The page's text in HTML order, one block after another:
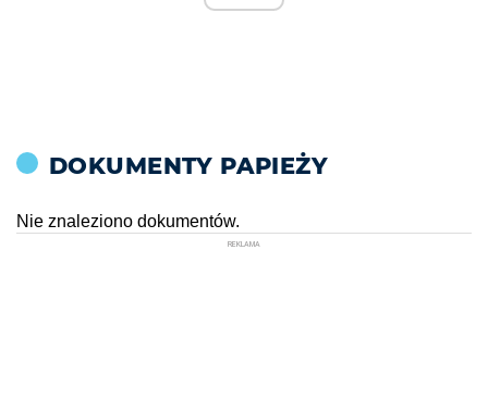
DOKUMENTY PAPIEŻY
Nie znaleziono dokumentów.
REKLAMA